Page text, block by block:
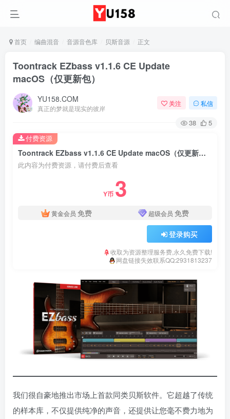
首页 编曲混音 音源音色库 贝斯音源 正文
Toontrack EZbass v1.1.6 CE Update
macOS（仅更新包）
YU158.COM
真正的梦就是现实的彼岸
关注 私信
38 5
Toontrack EZbass v1.1.6 CE Update macOS（仅更新包）
此内容为付费资源，请付费后查看
Y币 3
黄金会员 免费 超级会员 免费
登录购买
收取为资源整理服务费,永久免费下载!
网盘链接失效联系QQ:2931813237
付费资源
我们很自豪地推出市场上首款同类贝斯软件。它超越了传统
的样本库，不仅提供纯净的声音，还提供让您毫不费力地为